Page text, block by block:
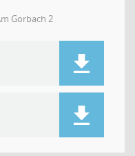
Gorbach 2